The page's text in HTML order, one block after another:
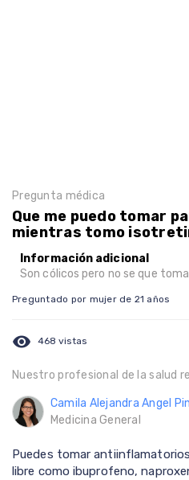
Pregunta médica
Que me puedo tomar
mientras tomo
Información adicional
Son cólicos pero no se que
Preguntado por mujer de 21 años
visibility 468 vistas
Nuestro profesional de la salud
Camila Alejandra Angel
Medicina General
Puedes tomar
libre como ibuprofeno,